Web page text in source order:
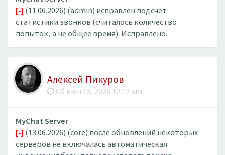
[-] (11.06.2026) (admin) исправлен подсчёт
статистики звонков (считалось количество
попыток, а не общее время). Исправлено.
Алексей Пикуров
Сб июн 13, 2026 12:12 am
MyChat Server
[-] (13.06.2026) (core) после обновлений некоторых
серверов не включалась автоматическая